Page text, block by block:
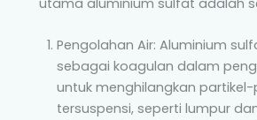
Pengolahan Air: Aluminium
sebagai koagulan dalam
untuk menghilangkan partikel-
tersuspensi, seperti lumpur